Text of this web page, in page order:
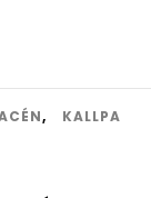
, KALLPA